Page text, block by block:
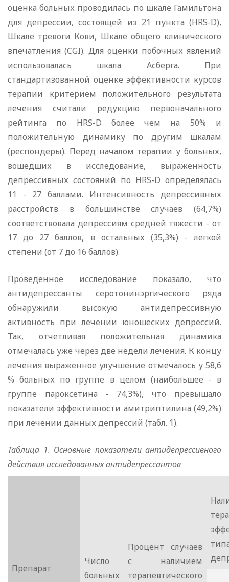
оценка больных проводилась по шкале Гамильтона
для депрессии, состоящей из 21 пункта (HRS-D),
Шкале тревоги Кови, Шкале общего клинического
впечатления (CGI). Для оценки побочных явлений
использовалась шкала Асберга. При
стандартизованной оценке эффективности курсов
терапии критерием положительного результата
лечения считали редукцию первоначального
рейтинга по HRS-D более чем на 50% и
положительную динамику по другим шкалам
(респондеры). Перед началом терапии у больных,
вошедших в исследование, выраженность
депрессивных состояний по HRS-D определялась
11 - 27 баллами. Интенсивность депрессивных
расстройств в большинстве случаев (64,7%)
соответствовала депрессиям средней тяжести - от
17 до 27 баллов, в остальных (35,3%) - легкой
степени (от 7 до 16 баллов).
Проведенное исследование показало, что
антидепрессанты серотонинэргического ряда
обнаружили высокую антидепрессивную
активность при лечении юношеских депрессий.
Так, отчетливая положительная динамика
отмечалась уже через две недели лечения. К концу
лечения выраженное улучшение отмечалось у 58,6
% больных по группе в целом (наибольшее - в
группе пароксетина - 74,3%), что превышало
показатели эффективности амитриптилина (49,2%)
при лечении данных депрессий (табл. 1).
Таблица 1. Основные показатели антидепрессивного
действия исследованных антидепрессантов
Препарат
Число
больных
Процент случаев
с наличием
терапевтического